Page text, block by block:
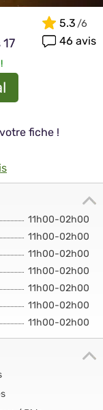
5.3
46 avis
fiche !
11h00-02h00
11h00-02h00
11h00-02h00
11h00-02h00
11h00-02h00
11h00-02h00
11h00-02h00